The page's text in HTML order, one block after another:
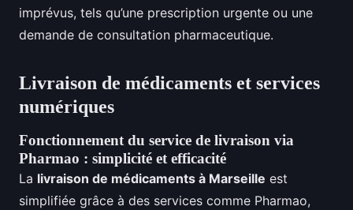
imprévus, tels qu’une prescription urgente ou une
demande de consultation pharmaceutique.
Livraison de médicaments et services
numériques
Fonctionnement du service de livraison via
Pharmao : simplicité et efficacité
La livraison de médicaments à Marseille est
simplifiée grâce à des services comme Pharmao,